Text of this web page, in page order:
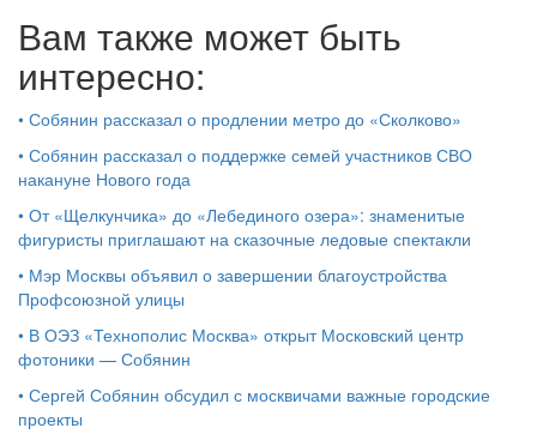
Вам также может быть
интересно:
• Собянин рассказал о продлении метро до «Сколково»
• Собянин рассказал о поддержке семей участников СВО
накануне Нового года
• От «Щелкунчика» до «Лебединого озера»: знаменитые
фигуристы приглашают на сказочные ледовые спектакли
• Мэр Москвы объявил о завершении благоустройства
Профсоюзной улицы
• В ОЭЗ «Технополис Москва» открыт Московский центр
фотоники — Собянин
• Сергей Собянин обсудил с москвичами важные городские
проекты